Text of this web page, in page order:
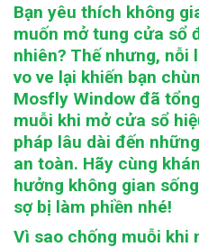
Bạn yêu thích không
muốn mở tung cửa sổ
nhiên? Thế nhưng, nỗi
vo ve lại khiến bạn
Mosfly Window đã
muỗi khi mở cửa sổ
pháp lâu dài đến
an toàn. Hãy cùng
hưởng không gian
sợ bị làm phiền nhé!
Vì sao chống muỗi khi